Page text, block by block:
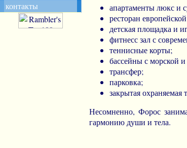
апартаменты люкс и
ресторан
детская площадка и
фитнесс зал с
теннисные корты;
бассейны с морской
трансфер;
парковка;
закрытая охраняемая
Несомненно, Форос
гармонию души и тела.
контакты